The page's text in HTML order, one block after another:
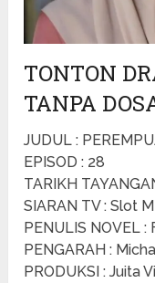
TONTON
TANPA
JUDUL :
EPISOD : 28
TARIKH
SIARAN TV : Slot
PENULIS NOVEL :
PENGARAH :
PRODUKSI : Juita